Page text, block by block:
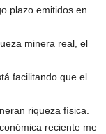
plazo emitidos en
minera real, el
facilitando que el
riqueza física.
reciente me